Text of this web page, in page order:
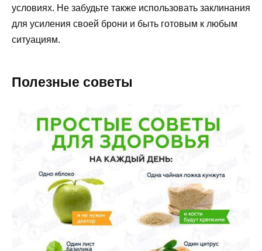
условиях. Не забудьте также использовать заклинания
для усиления своей брони и быть готовым к любым
ситуациям.
Полезные советы